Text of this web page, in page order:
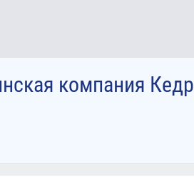
компания Кедр